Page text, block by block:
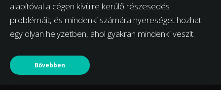
alapítóval a cégen kívülre kerülő részesedés
problémáit, és mindenki számára nyereséget hozhat
egy olyan helyzetben, ahol gyakran mindenki veszít.
Bővebben